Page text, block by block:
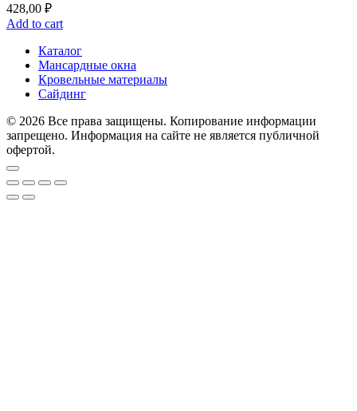
428,00 ₽
Add to cart
Каталог
Мансардные окна
Кровельные материалы
Сайдинг
© 2026 Все права защищены. Копирование информации
запрещено. Информация на сайте не является публичной
офертой.